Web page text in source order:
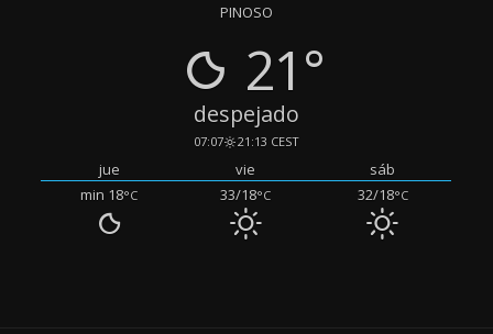
PINOSO
21°
despejado
07:07 21:13 CEST
jue vie
sáb
min 18°C 33/18°C 32/18°C